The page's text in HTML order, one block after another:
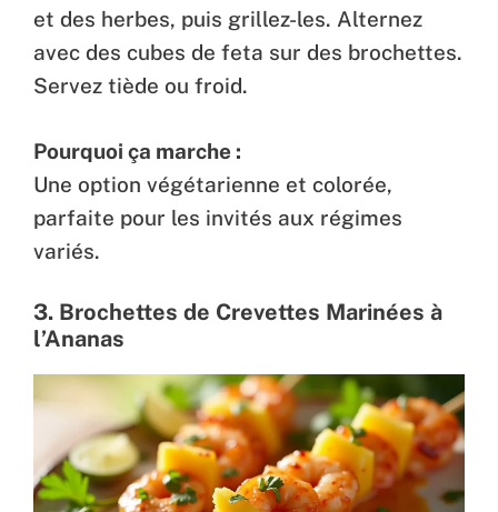
et des herbes, puis grillez-les. Alternez
avec des cubes de feta sur des brochettes.
Servez tiède ou froid.
Pourquoi ça marche :
Une option végétarienne et colorée,
parfaite pour les invités aux régimes
variés.
3. Brochettes de Crevettes Marinées à
l’Ananas